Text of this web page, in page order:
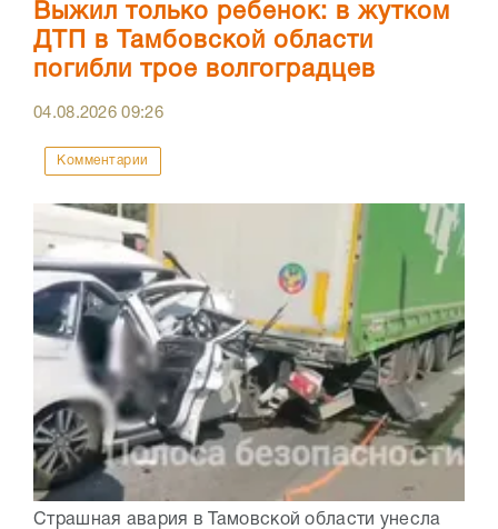
Выжил только ребенок: в жутком
ДТП в Тамбовской области
погибли трое волгоградцев
04.08.202609:26
Комментарии
Страшная авария в Тамовской области унесла